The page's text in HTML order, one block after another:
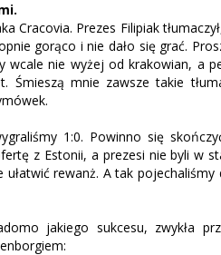
Cracovia. Prezes Filipiak
gorąco i nie dało się grać.
wcale nie wyżej od krakowian, a
Śmieszą mnie zawsze takie
1:0. Powinno się
z Estonii, a prezesi nie byli w
rewanż. A tak
jakiego sukcesu, zwykła